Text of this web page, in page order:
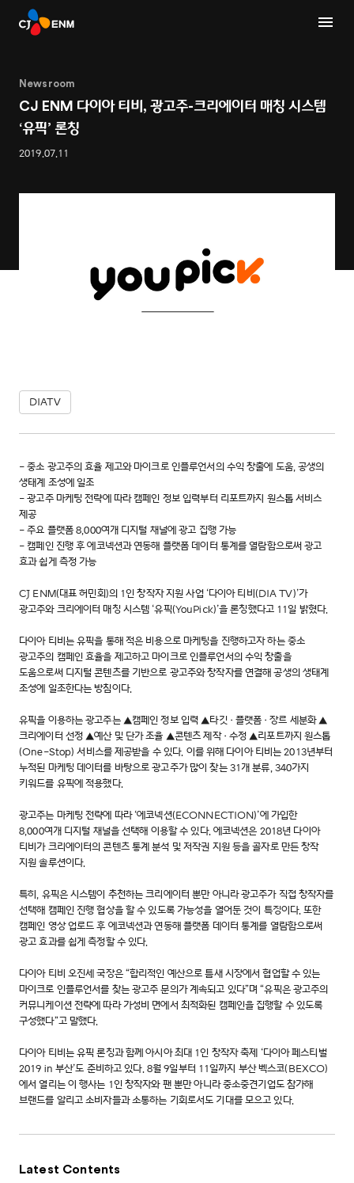
Newsroom
CJ ENM 다이아 티비, 광고주-크리에이터 매칭 시스템
‘유픽’ 론칭
2019.07.11
DIATV
- 중소 광고주의 효율 제고와 마이크로 인플루언서의 수익 창출에 도움, 공생의
생태계 조성에 일조
- 광고주 마케팅 전략에 따라 캠페인 정보 입력부터 리포트까지 원스톱 서비스
제공
- 주요 플랫폼 8,000여개 디지털 채널에 광고 집행 가능
​- 캠페인 진행 후 에코넥션과 연동해 플랫폼 데이터 통계를 열람함으로써 광고
효과 쉽게 측정 가능
CJ ENM(대표 허민회)의 1인 창작자 지원 사업 ‘다이아 티비(DIA TV)’가
광고주와 크리에이터 매칭 시스템 ‘유픽(YouPick)’을 론칭했다고 11일 밝혔다.
다이아 티비는 유픽을 통해 적은 비용으로 마케팅을 진행하고자 하는 중소
광고주의 캠페인 효율을 제고하고 마이크로 인플루언서의 수익 창출을
도움으로써 디지털 콘텐츠를 기반으로 광고주와 창작자를 연결해 공생의 생태계
조성에 일조한다는 방침이다.
유픽을 이용하는 광고주는 ▲캠페인 정보 입력 ▲타깃·플랫폼·장르 세분화 ▲
크리에이터 선정 ▲예산 및 단가 조율 ▲콘텐츠 제작·수정 ▲리포트까지 원스톱
(One-Stop) 서비스를 제공받을 수 있다. 이를 위해 다이아 티비는 2013년부터
누적된 마케팅 데이터를 바탕으로 광고주가 많이 찾는 31개 분류, 340가지
키워드를 유픽에 적용했다.
광고주는 마케팅 전략에 따라 ‘에코넥션(ECONNECTION)’에 가입한
8,000여개 디지털 채널을 선택해 이용할 수 있다. 에코넥션은 2018년 다이아
티비가 크리에이터의 콘텐츠 통계 분석 및 저작권 지원 등을 골자로 만든 창작
지원 솔루션이다.
특히, 유픽은 시스템이 추천하는 크리에이터 뿐만 아니라 광고주가 직접 창작자를
선택해 캠페인 진행 협상을 할 수 있도록 가능성을 열어둔 것이 특징이다. 또한
캠페인 영상 업로드 후 에코넥션과 연동해 플랫폼 데이터 통계를 열람함으로써
광고 효과를 쉽게 측정할 수 있다.
다이아 티비 오진세 국장은 “합리적인 예산으로 틈새 시장에서 협업할 수 있는
마이크로 인플루언서를 찾는 광고주 문의가 계속되고 있다”며 “유픽은 광고주의
커뮤니케이션 전략에 따라 가성비 면에서 최적화된 캠페인을 집행할 수 있도록
구성했다”고 말했다.
다이아 티비는 유픽 론칭과 함께 아시아 최대 1인 창작자 축제 ‘다이아 페스티벌
2019 in 부산’도 준비하고 있다. 8월 9일부터 11일까지 부산 벡스코(BEXCO)
에서 열리는 이 행사는 1인 창작자와 팬 뿐만 아니라 중소중견기업도 참가해
브랜드를 알리고 소비자들과 소통하는 기회로서도 기대를 모으고 있다.
Latest Contents